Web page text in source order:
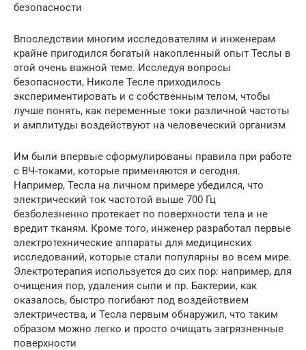
безопасности
Впоследствии многим исследователям и инженерам
крайне пригодился богатый накопленный опыт Теслы в
этой очень важной теме. Исследуя вопросы
безопасности, Николе Тесле приходилось
экспериментировать и с собственным телом, чтобы
лучше понять, как переменные токи различной частоты
и амплитуды воздействуют на человеческий организм
Им были впервые сформулированы правила при работе
с ВЧ-токами, которые применяются и сегодня.
Например, Тесла на личном примере убедился, что
электрический ток частотой выше 700 Гц
безболезненно протекает по поверхности тела и не
вредит тканям. Кроме того, инженер разработал первые
электротехнические аппараты для медицинских
исследований, которые стали популярны во всем мире.
Электротерапия используется до сих пор: например, для
очищения пор, удаления сыпи и пр. Бактерии, как
оказалось, быстро погибают под воздействием
электричества, и Тесла первым обнаружил, что таким
образом можно легко и просто очищать загрязненные
поверхности